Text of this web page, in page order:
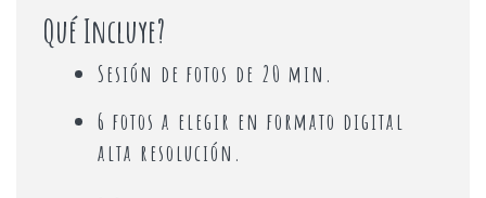
Qué Incluye?
Sesión de fotos de 20 min.
6 fotos a elegir en formato digital
alta resolución.